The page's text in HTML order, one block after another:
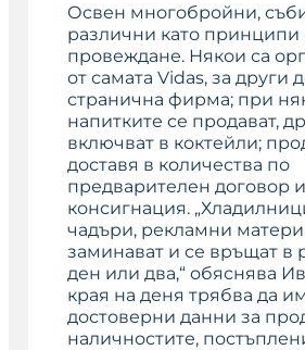
Освен многобройни,
различни като принципи
провеждане. Някои са
от самата Vidas, за други
странична фирма; при
напитките се продават,
включват в коктейли;
доставя в количества по
предварителен договор
консигнация.
чадъри, рекламни
заминават и се връщат в
ден или два,“ обяснява
края на деня трябва да
достоверни данни за
наличностите,